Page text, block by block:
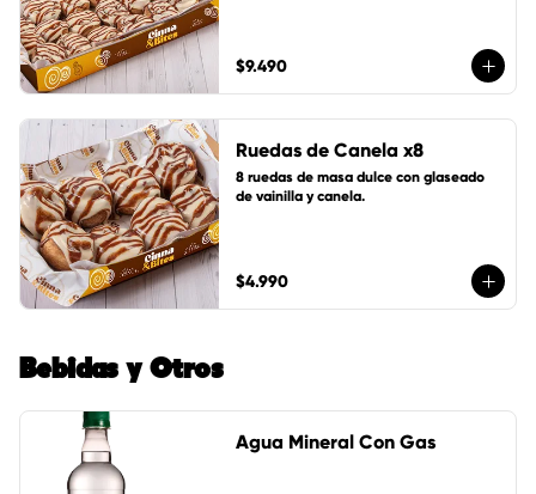
$9.490
Ruedas de Canela x8
8 ruedas de masa dulce con glaseado
de vainilla y canela.
$4.990
Bebidas y Otros
Agua Mineral Con Gas